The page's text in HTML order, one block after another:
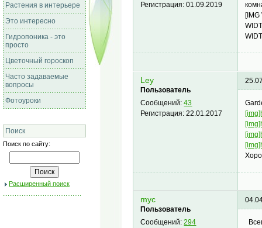
Растения в интерьере
Это интересно
Гидропоника - это
просто
Цветочный гороскоп
Часто задаваемые
вопросы
Фотоуроки
Поиск
Поиск по сайту:
Расширенный поиск
Регистрация:01.09.2019
[IMG
Ley
Пользователь
Сообщений:43
Регистрация:22.01.2017
myc
Пользователь
Сообщений:294